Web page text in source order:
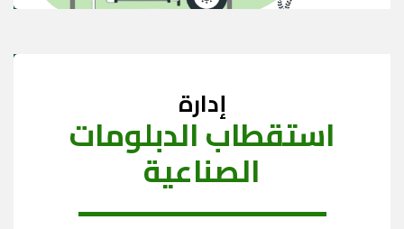
إدارة
استقطاب الدبلومات
الصناعية